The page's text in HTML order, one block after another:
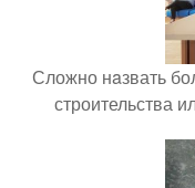
Сложно нaзвать
строительства